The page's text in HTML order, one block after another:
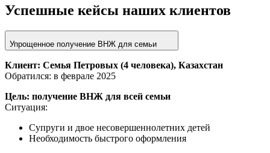
Успешные кейсы наших клиентов
Упрощенное получение ВНЖ для семьи
Клиент: Семья Петровых (4 человека), Казахстан
Обратился: в феврале 2025
Цель: получение ВНЖ для всей семьи
Ситуация:
Супруги и двое несовершеннолетних детей
Необходимость быстрого оформления